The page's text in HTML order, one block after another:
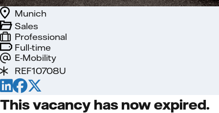
Full-time
E-Mobility
Sales
Munich
Professional
REF10708U
This vacancy has now expired.